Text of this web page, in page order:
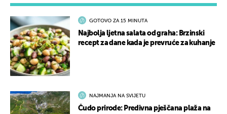
GOTOVO ZA 15 MINUTA
Najbolja ljetna salata od graha: Brzinski
recept za dane kada je prevruće za kuhanje
NAJMANJA NA SVIJETU
Čudo prirode: Predivna pješčana plaža na